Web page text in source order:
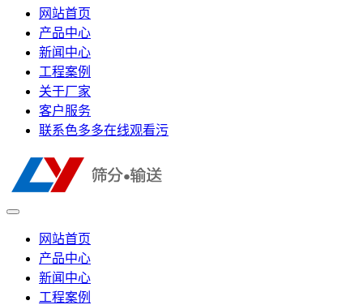
网站首页
产品中心
新闻中心
工程案例
关于厂家
客户服务
联系色多多在线观看污
网站首页
产品中心
新闻中心
工程案例